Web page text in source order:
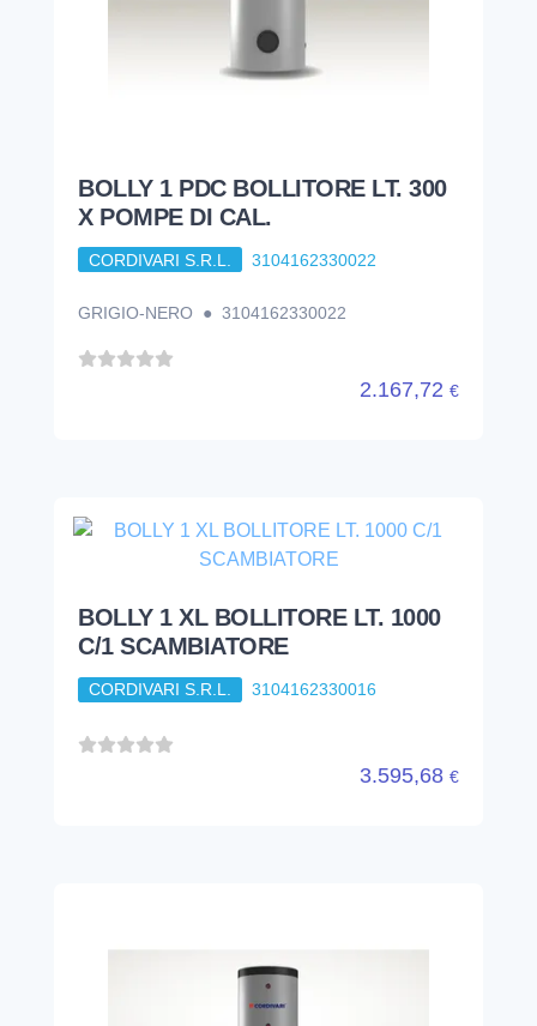
BOLLY 1 PDC BOLLITORE LT. 300
X POMPE DI CAL.
CORDIVARI S.R.L. 3104162330022
GRIGIO-NERO ● 3104162330022
2.167,72 €
BOLLY 1 XL BOLLITORE LT. 1000
C/1 SCAMBIATORE
CORDIVARI S.R.L. 3104162330016
3.595,68 €